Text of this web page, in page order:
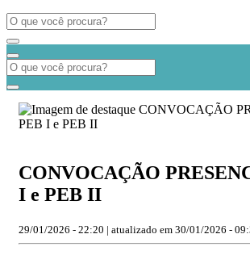
CONVOCAÇÃO
I e PEB II
29/01/2026 - 22:20 | atualizado em 30/01/2026 -